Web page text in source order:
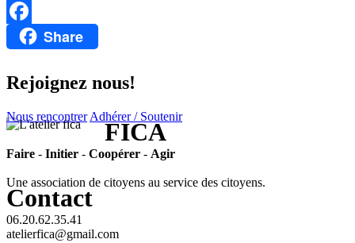
Email
FacebookShare
Rejoignez nous!
Nous rencontrer Adhérer / Soutenir
FICA
Faire - Initier - Coopérer - Agir
Une association de citoyens au service des citoyens.
Contact
06.20.62.35.41
atelierfica@gmail.com